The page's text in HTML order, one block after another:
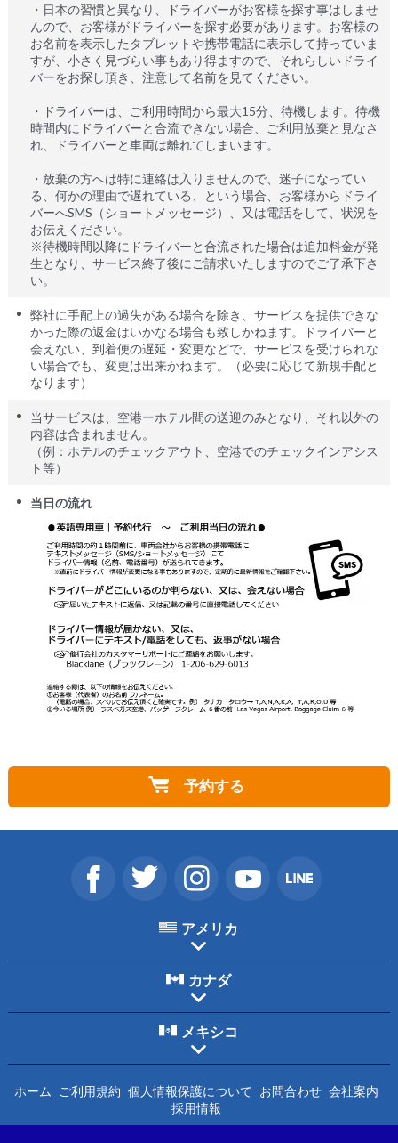
・日本の習慣と異なり、ドライバーがお客様を探す事はしませ
んので、お客様がドライバーを探す必要があります。お客様の
お名前を表示したタブレットや携帯電話に表示して持っていま
すが、小さく見づらい事もあり得ますので、それらしいドライ
バーをお探し頂き、注意して名前を見てください。
・ドライバーは、ご利用時間から最大15分、待機します。待機
時間内にドライバーと合流できない場合、ご利用放棄と見なさ
れ、ドライバーと車両は離れてしまいます。
・放棄の方へは特に連絡は入りませんので、迷子になってい
る、何かの理由で遅れている、という場合、お客様からドライ
バーへSMS（ショートメッセージ）、又は電話をして、状況を
お伝えください。
※待機時間以降にドライバーと合流された場合は追加料金が発
生となり、サービス終了後にご請求いたしますのでご了承下さ
い。
弊社に手配上の過失がある場合を除き、サービスを提供できな
かった際の返金はいかなる場合も致しかねます。ドライバーと
会えない、到着便の遅延・変更などで、サービスを受けられな
い場合でも、変更は出来かねます。（必要に応じて新規手配と
なります）
当サービスは、空港ーホテル間の送迎のみとなり、それ以外の
内容は含まれません。
（例：ホテルのチェックアウト、空港でのチェックインアシス
ト等）
当日の流れ
予約する
アメリカ
カナダ
メキシコ
ホーム ご利用規約 個人情報保護について お問合わせ 会社案内
採用情報